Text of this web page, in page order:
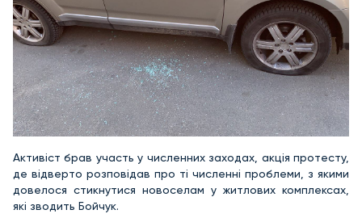
Активіст брав участь у численних заходах, акція протесту,
де відверто розповідав про ті численні проблеми, з якими
довелося стикнутися новоселам у житлових комплексах,
які зводить Бойчук.